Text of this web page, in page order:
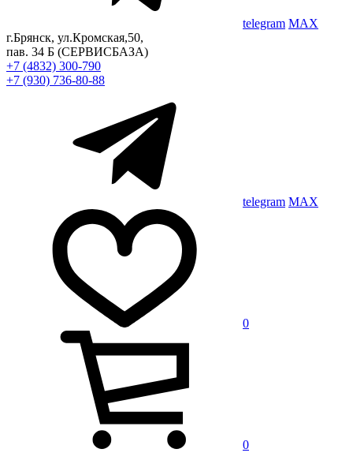
telegram MAX
г.Брянск, ул.Кромская,50,
пав. 34 Б (СЕРВИСБАЗА)
+7 (4832) 300-790
+7 (930) 736-80-88
telegram MAX
0
0